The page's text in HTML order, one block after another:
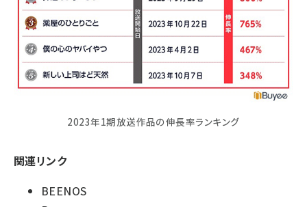
2023年1期放送作品の伸長率ランキング
関連リンク
BEENOS